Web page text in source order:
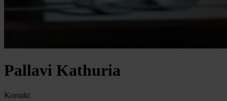
Pallavi Kathuria
Kontakt